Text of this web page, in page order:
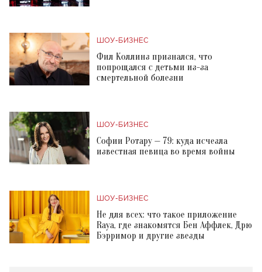
ШОУ-БИЗНЕС
Фил Коллинз признался, что
попрощался с детьми из-за
смертельной болезни
ШОУ-БИЗНЕС
Софии Ротару — 79: куда исчезла
известная певица во время войны
ШОУ-БИЗНЕС
Не для всех: что такое приложение
Raya, где знакомятся Бен Аффлек, Дрю
Бэрримор и другие звезды